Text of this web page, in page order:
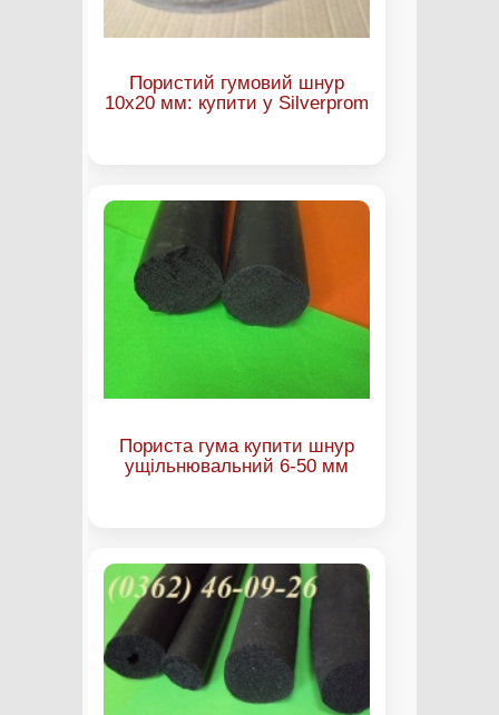
Пористий гумовий шнур
10х20 мм: купити у Silverprom
Пориста гума купити шнур
ущільнювальний 6-50 мм